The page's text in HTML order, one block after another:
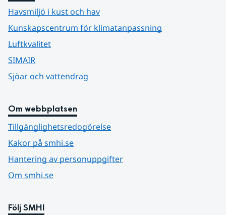
Havsmiljö i kust och hav
Kunskapscentrum för klimatanpassning
Luftkvalitet
SIMAIR
Sjöar och vattendrag
Om webbplatsen
Tillgänglighetsredogörelse
Kakor på smhi.se
Hantering av personuppgifter
Om smhi.se
Följ SMHI